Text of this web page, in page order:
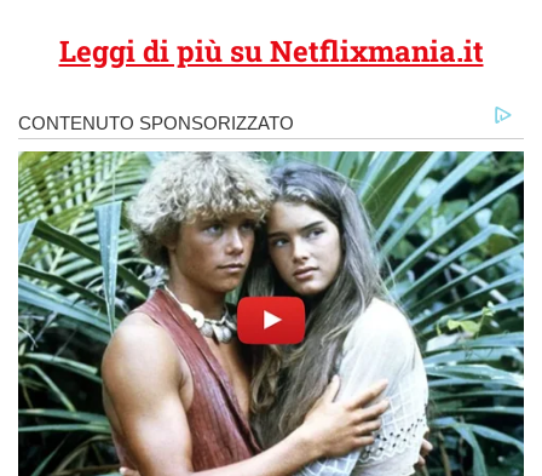
Leggi di più su Netflixmania.it